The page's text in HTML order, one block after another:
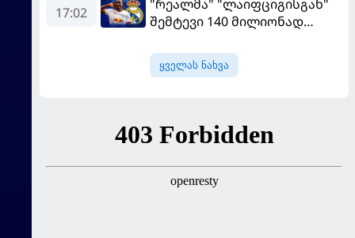
17:02
"რეალმა" "ლაიფციგისგან"
შემტევი 140 მილიონად
ყველას ნახვა